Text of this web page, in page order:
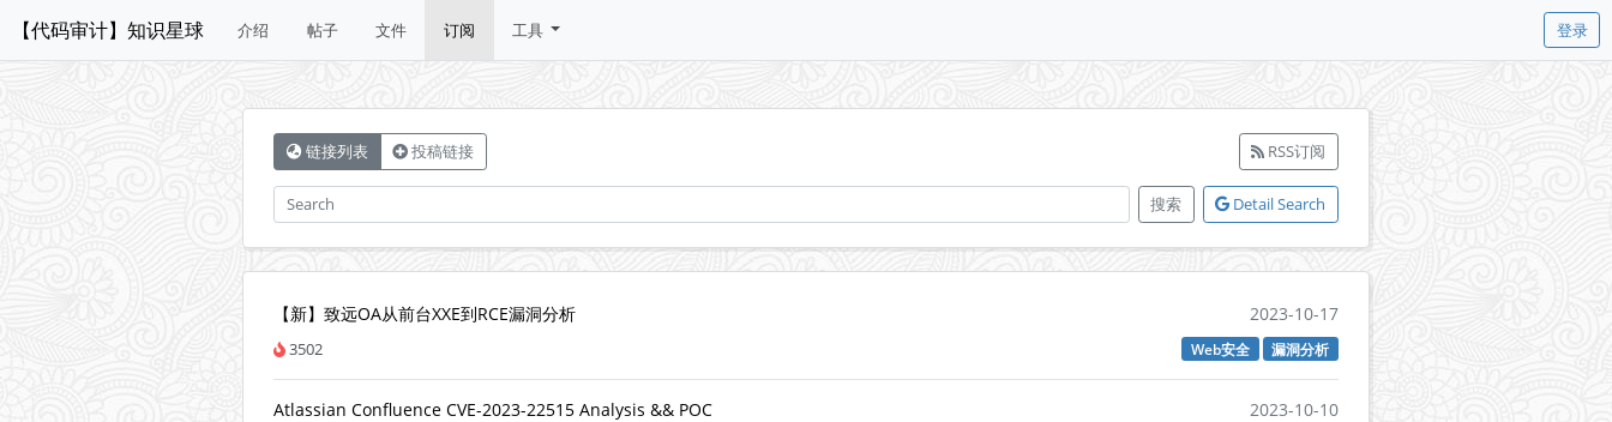
【代码审计】知识星球 介绍 帖子 文件 订阅 工具 登录
链接列表 投稿链接 RSS订阅
搜索 Detail Search
【新】致远OA从前台XXE到RCE漏洞分析 2023-10-17
3502 Web安全 漏洞分析
Atlassian Confluence CVE-2023-22515 Analysis && POC 2023-10-10